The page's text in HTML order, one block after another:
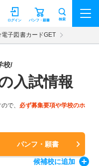
パンフ・願書
ログイン 検索
電子図書カードGET
校/
入試情報
で、 必ず募集要項や学校のホ
パンフ・願書
候補校に追加